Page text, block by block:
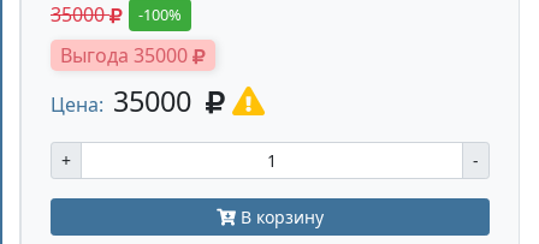
35000 -100%
Выгода 35000
Цена: 35000
+ -
В корзину